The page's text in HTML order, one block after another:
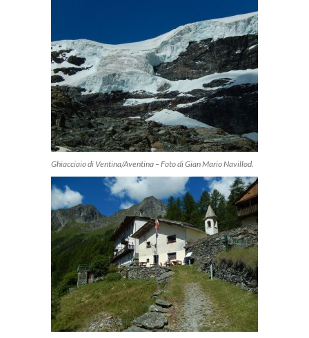
Ghiacciaio di Ventina/Aventina – Foto di Gian Mario Navillod.